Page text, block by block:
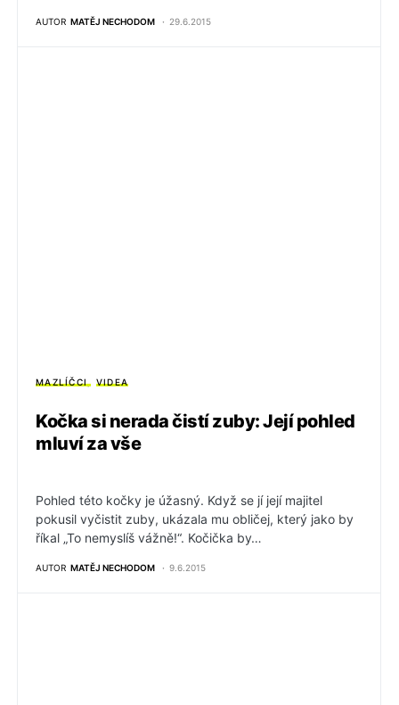
AUTOR MATĚJ NECHODOM 29.6.2015
MAZLÍČCI VIDEA
Kočka si nerada čistí zuby: Její pohled
mluví za vše
Pohled této kočky je úžasný. Když se jí její majitel
pokusil vyčistit zuby, ukázala mu obličej, který jako by
říkal „To nemyslíš vážně!“. Kočička by…
AUTOR MATĚJ NECHODOM 9.6.2015